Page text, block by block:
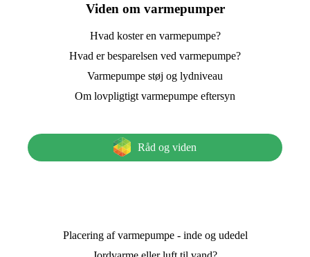
Viden om varmepumper
Hvad koster en varmepumpe?
Hvad er besparelsen ved varmepumpe?
Varmepumpe støj og lydniveau
Om lovpligtigt varmepumpe eftersyn
Råd og viden
Placering af varmepumpe - inde og udedel